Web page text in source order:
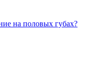
на половых губах?